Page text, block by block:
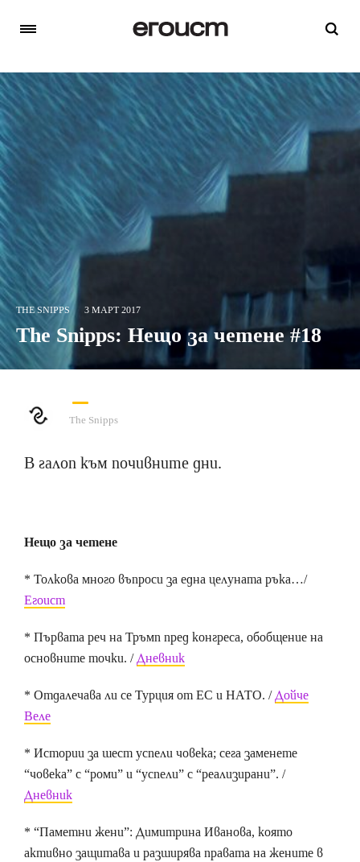
THE SNIPPS 3 МАРТ 2017
The Snipps: Нещо за четене #18
The Snipps
В галоп към почивните дни.
Нещо за четене
* Толкова много въпроси за една целуната ръка…/
Егоист
* Първата реч на Тръмп пред конгреса, обобщение на
основните точки. /Дневник
* Отдалечава ли се Турция от ЕС и НАТО. /Дойче
Веле
* Истории за шест успели човека; сега заменете
“човека” с “роми” и “успели” с “реализирани”. /
Дневник
* “Паметни жени”: Димитрина Иванова, която
активно защитава и разширява правата на жените в